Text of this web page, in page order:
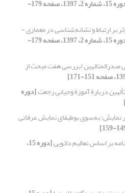
[دوره 15، شماره 2، 1397، صفحه 179-
بر ارتباط و نشانه‌شناسی در معماری -
[دوره 15، شماره 2، 1397، صفحه 179-
(بررسی هفت مبحث از
دربارة آموزة وحیانیِ رجعت[دوره
نمایش: به‌سوی بوطیقای نمایش عرفانی
بر اساس تعالیم دائویی [دوره 15،